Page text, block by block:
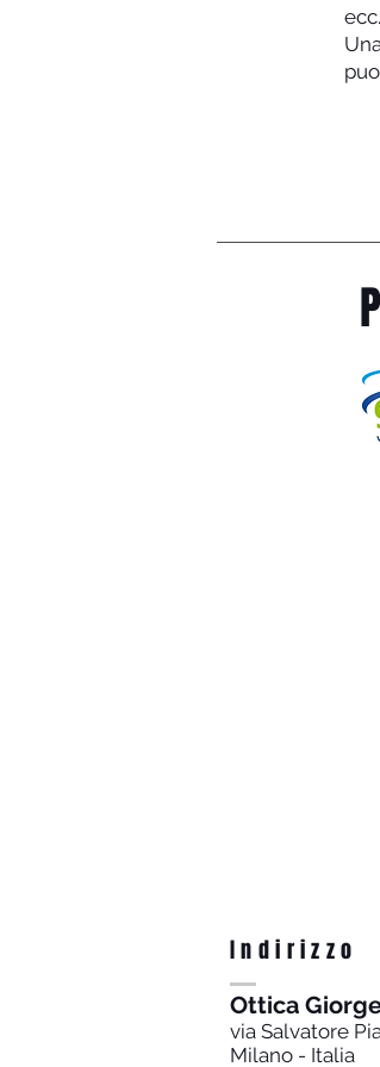
Indirizzo
Ottica
via Salvatore
Milano - Italia